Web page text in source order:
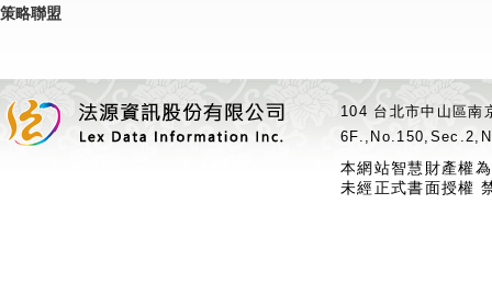
策略聯盟
104 台北市中山區
本網站智慧財產權
未經正式書面授權